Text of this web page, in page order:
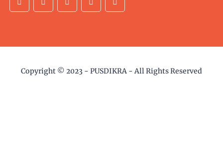
Copyright © 2023 - PUSDIKRA - All Rights Reserved